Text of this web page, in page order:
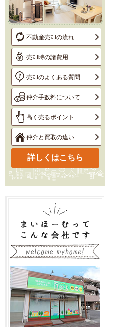
不動産売却の流れ
売却時の諸費用
売却のよくある質問
仲介手数料について
高く売るポイント
仲介と買取の違い
詳しくはこちら